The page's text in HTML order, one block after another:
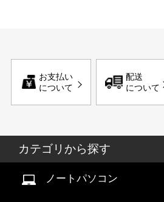
お支払い
について
配送
について
カテゴリから探す
ノートパソコン